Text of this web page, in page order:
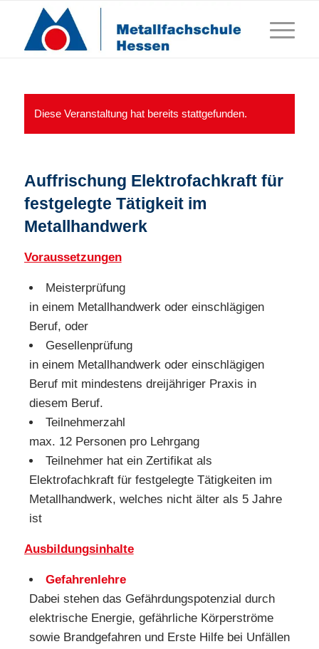
Diese Veranstaltung hat bereits stattgefunden.
Auffrischung Elektrofachkraft für
festgelegte Tätigkeit im
Metallhandwerk
Voraussetzungen
Meisterprüfung
in einem Metallhandwerk oder einschlägigen
Beruf, oder
Gesellenprüfung
in einem Metallhandwerk oder einschlägigen
Beruf mit mindestens dreijähriger Praxis in
diesem Beruf.
Teilnehmerzahl
max. 12 Personen pro Lehrgang
Teilnehmer hat ein Zertifikat als
Elektrofachkraft für festgelegte Tätigkeiten im
Metallhandwerk, welches nicht älter als 5 Jahre
ist
Ausbildungsinhalte
Gefahrenlehre
Dabei stehen das Gefährdungspotenzial durch
elektrische Energie, gefährliche Körperströme
sowie Brandgefahren und Erste Hilfe bei Unfällen